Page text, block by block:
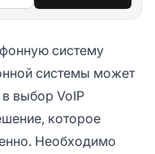
систему
системы может
выбор VoIP
которое
Необходимо